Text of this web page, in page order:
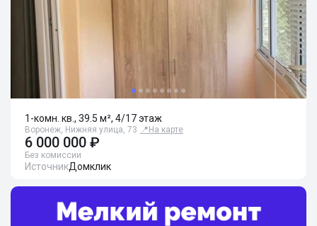
1-комн. кв., 39.5 м², 4/17 этаж
Воронеж, Нижняя улица, 73 📍 На карте
6 000 000 ₽
Без комиссии
ИсточникДомклик